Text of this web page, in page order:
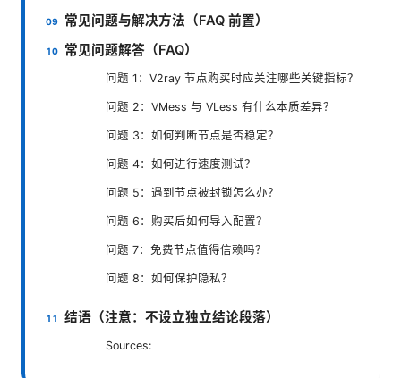
常见问题与解决方法（FAQ 前置）
常见问题解答（FAQ）
问题 1：V2ray 节点购买时应关注哪些关键指标？
问题 2：VMess 与 VLess 有什么本质差异？
问题 3：如何判断节点是否稳定？
问题 4：如何进行速度测试？
问题 5：遇到节点被封锁怎么办？
问题 6：购买后如何导入配置？
问题 7：免费节点值得信赖吗？
问题 8：如何保护隐私？
结语（注意：不设立独立结论段落）
Sources: